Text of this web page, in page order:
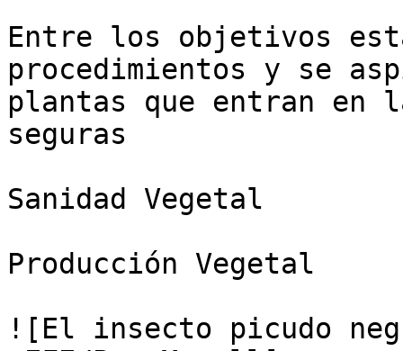
Entre los objetivos
procedimientos y se
plantas que entran en
seguras
Sanidad Vegetal
Producción Vegetal
![El insecto picudo